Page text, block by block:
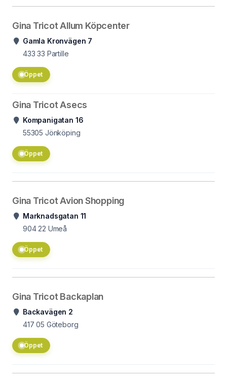
Gina Tricot Allum Köpcenter
Gamla Kronvägen 7
433 33 Partille
Öppet
Gina Tricot Asecs
Kompanigatan 16
55305 Jönköping
Öppet
Gina Tricot Avion Shopping
Marknadsgatan 11
904 22 Umeå
Öppet
Gina Tricot Backaplan
Backavägen 2
417 05 Göteborg
Öppet